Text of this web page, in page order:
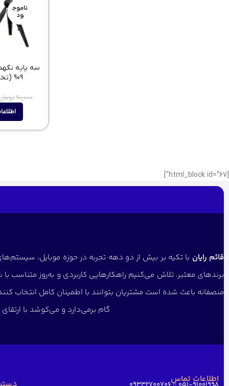
ناموج
ود
909 (تخفیف ویژه)
۹۰,۰۰۰
[html_block id="67"]
قائم رایان با تکیه بر بیش از دو دهه تجربه در حوزه موبایل،
برندهای معتبر، تلاش می‌کنیم راهکارهایی کاربردی و به‌روز متناسب
منصفانه باعث شده است مشتریان بتوانند با اطمینان کامل انتخاب
گام برمی‌دارد و می‌کوشد با
اطلاعات تماس